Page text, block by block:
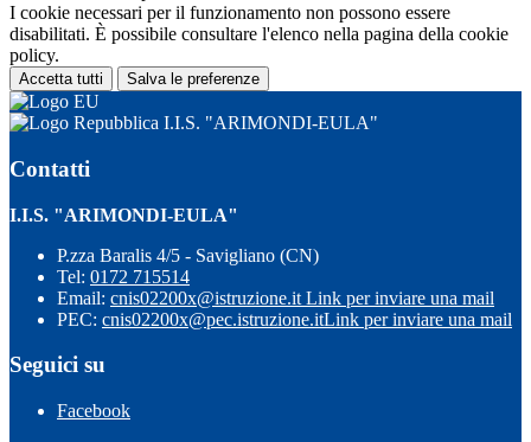
I cookie necessari per il funzionamento non possono essere
disabilitati. È possibile consultare l'elenco nella pagina della cookie
policy.
Accetta tutti Salva le preferenze
I.I.S. "ARIMONDI-EULA"
Contatti
I.I.S. "ARIMONDI-EULA"
P.zza Baralis 4/5 - Savigliano (CN)
Tel: 0172 715514
Email: cnis02200x@istruzione.it Link per inviare una mail
PEC: cnis02200x@pec.istruzione.itLink per inviare una mail
Seguici su
Facebook